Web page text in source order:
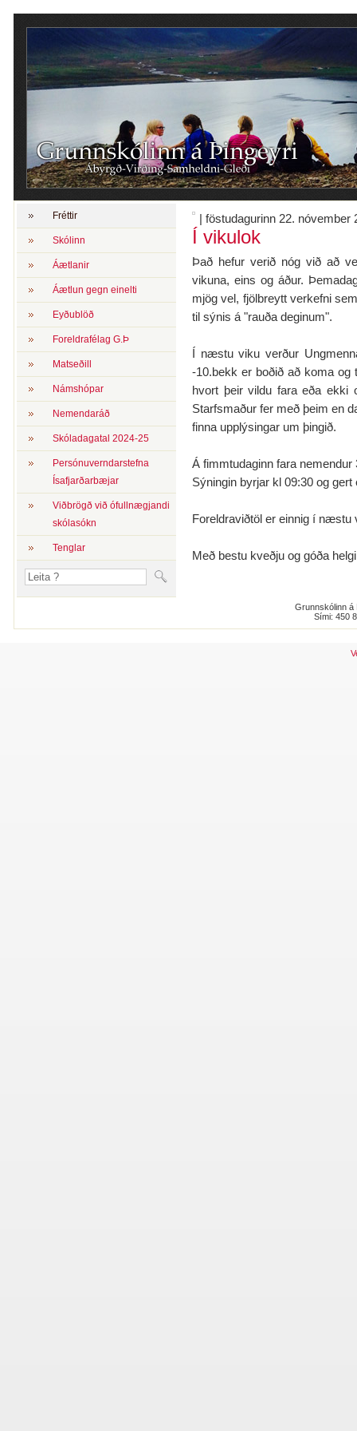
Fréttir
Skólinn
Áætlanir
Áætlun gegn einelti
Eyðublöð
Foreldrafélag G.Þ
Matseðill
Námshópar
Nemendaráð
Skóladagatal 2024-25
Persónuverndarstefna
Ísafjarðarbæjar
Viðbrögð við ófullnægjandi
skólasókn
Tenglar
| föstudagurinn 22. nóvember
Í vikulok
Það hefur verið nóg við að
vikuna, eins og áður.
mjög vel, fjölbreytt verkefni
til sýnis á "rauða deginum".
Í næstu viku verður
-10.bekk er boðið að koma og
hvort þeir vildu fara eða ekki
Starfsmaður fer með þeim en
finna upplýsingar um þingið.
Á fimmtudaginn fara
Sýningin byrjar kl 09:30 og
Foreldraviðtöl er einnig í
Með bestu kveðju og góða
Grunnskólinn á
Sími: 450